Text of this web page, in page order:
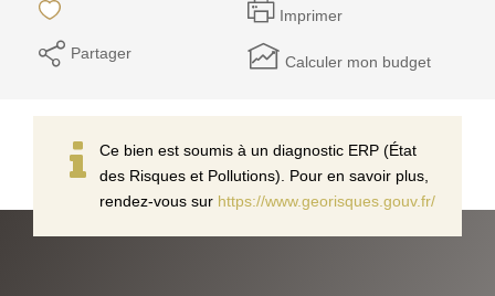
Imprimer
Partager Calculer mon budget
Ce bien est soumis à un diagnostic ERP (État
des Risques et Pollutions). Pour en savoir plus,
rendez-vous sur https://www.georisques.gouv.fr/